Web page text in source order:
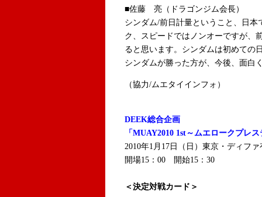
■佐藤 亮（ドラゴンジム会長）
シンダム/前日計量ということ、日
ク、スピードではノンオーですが、
ると思います。シンダムは初めての
シンダムが勝った方が、今後、面白
（協力/ムエタイインフォ）
DEEK総合企画
「MUAY2010 1st～ムエロークプレ
2010年1月17日（日）東京・ディファ
開場15：00 開始15：30
＜決定対戦カード＞